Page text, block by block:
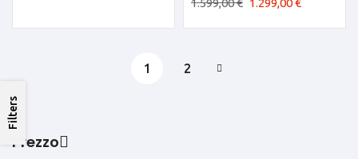
Prezzo
Filters
incasso 14 coperti C
1.599,00€ 1.299,00€
1 2